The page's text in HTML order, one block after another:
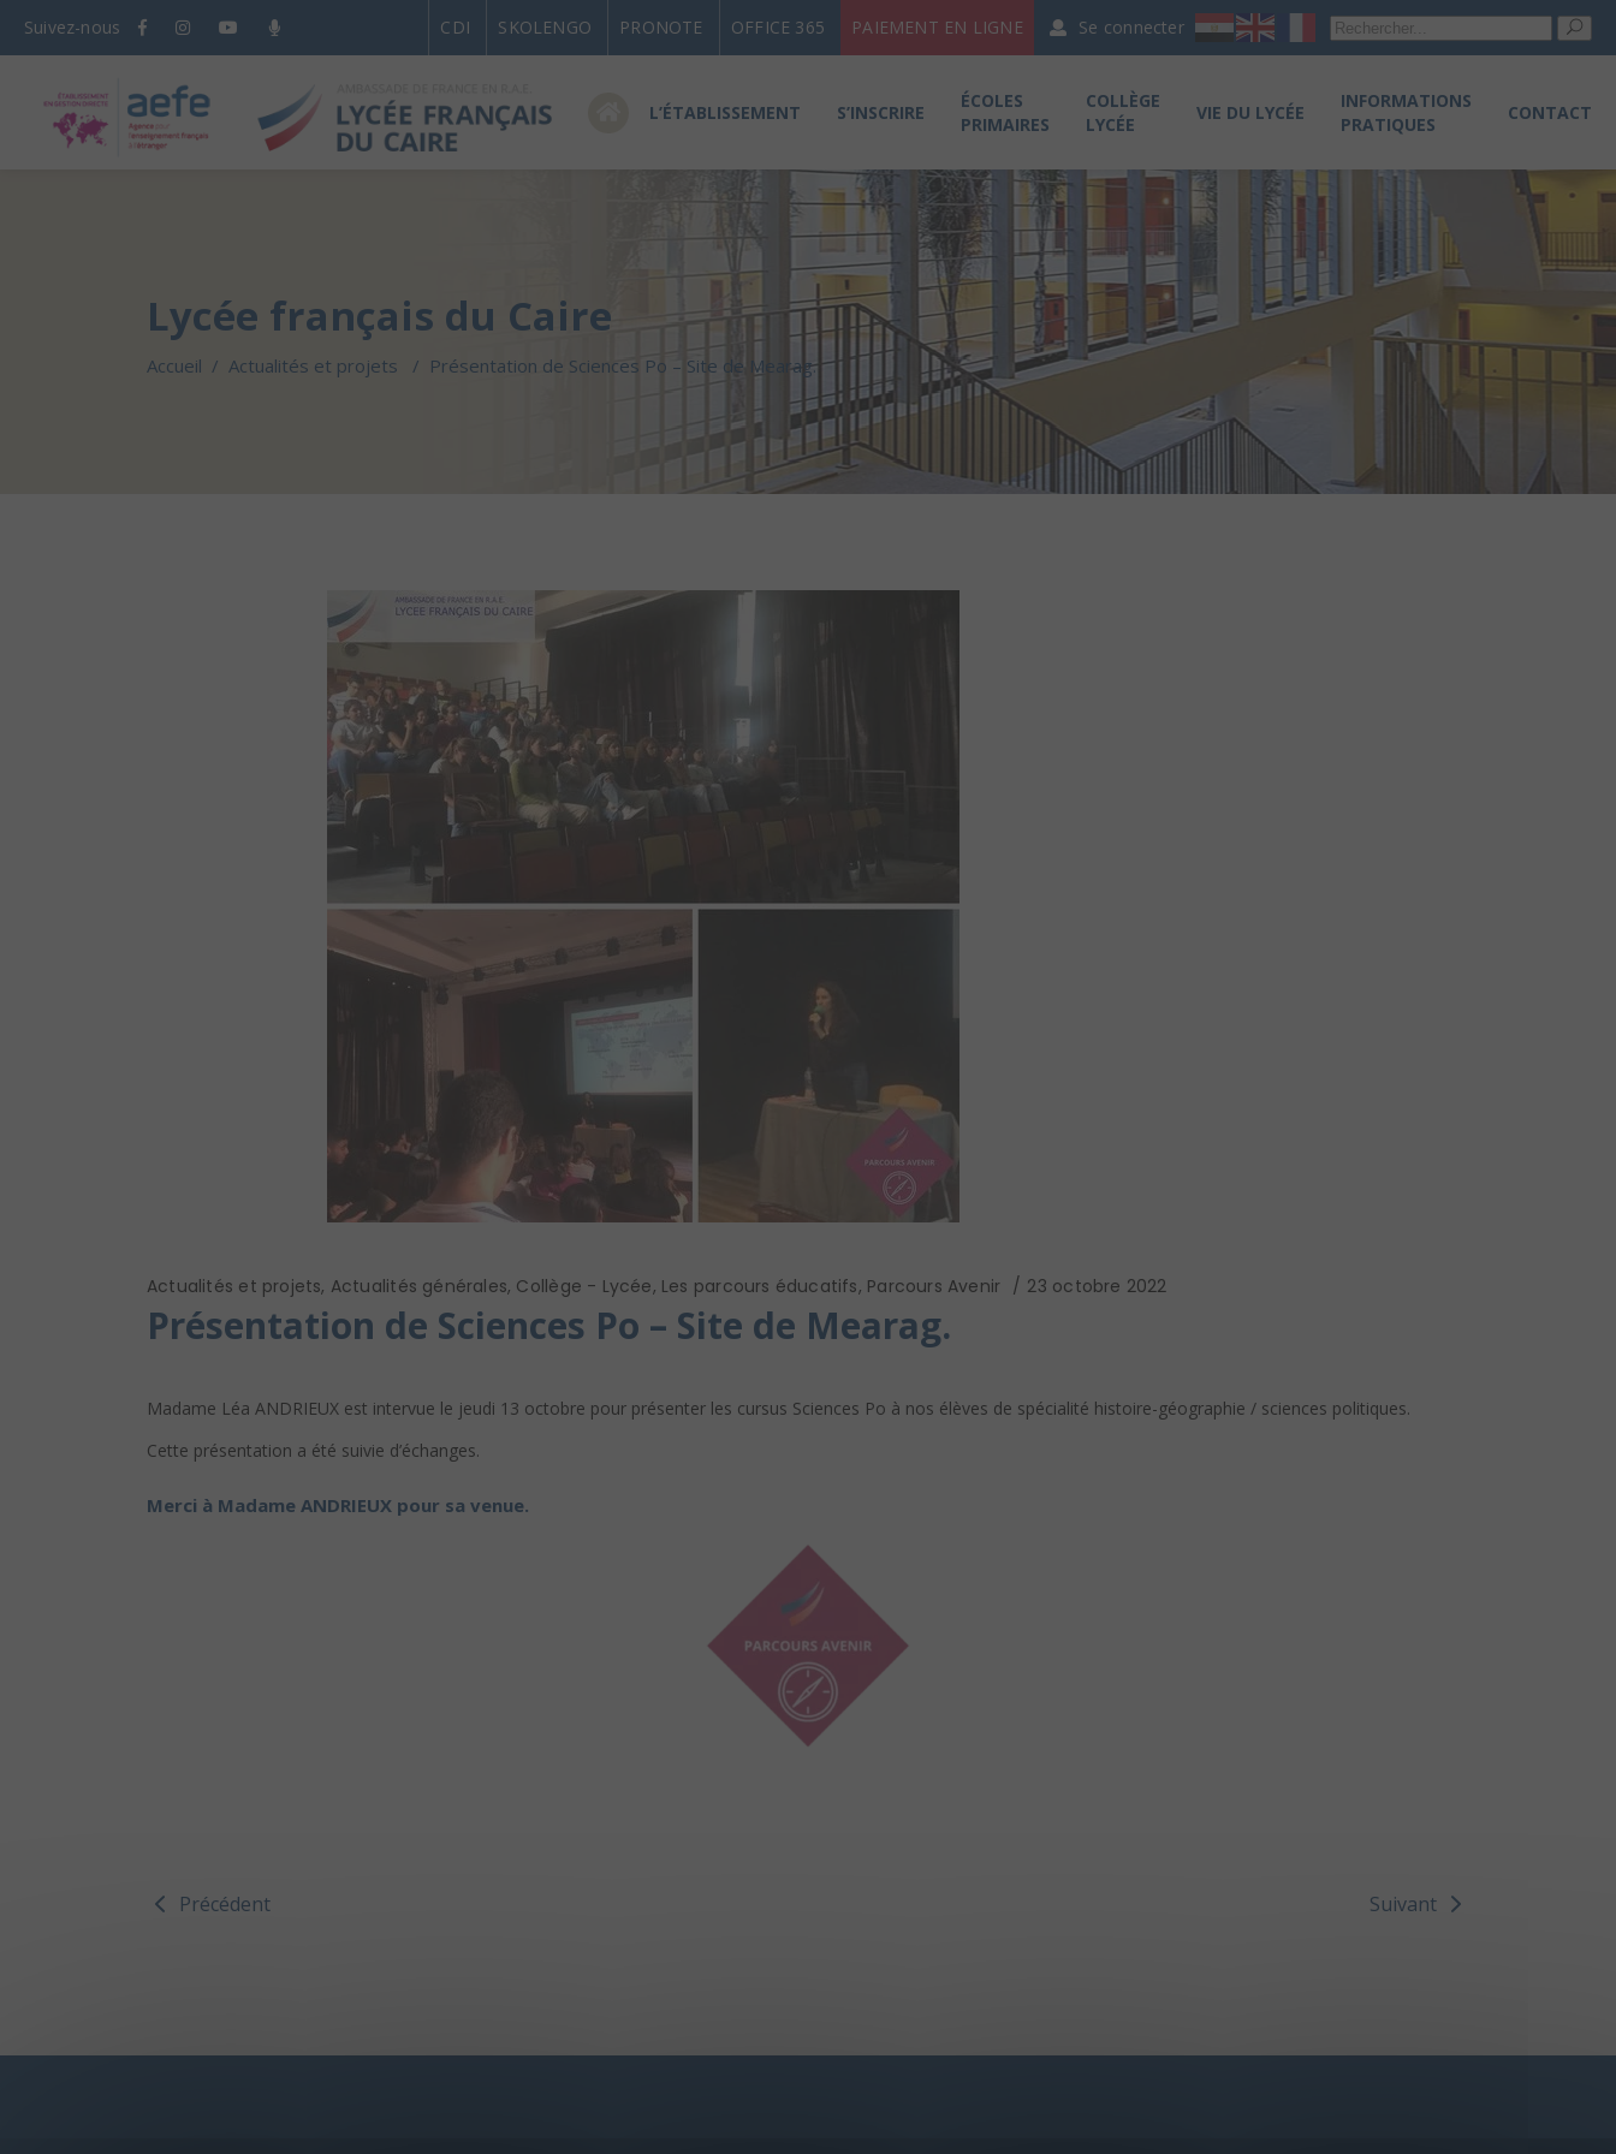
Suivez-nous CDI SKOLENGO PRONOTE OFFICE 365 PAIEMENT EN LIGNE Se connecter
L’ÉTABLISSEMENT S’INSCRIRE
ÉCOLES
PRIMAIRES
COLLÈGE
LYCÉE
VIE DU LYCÉE
INFORMATIONS
PRATIQUES
CONTACT
Lycée français du Caire
Accueil / Actualités et projets / Présentation de Sciences Po – Site de Mearag.
Actualités et projets, Actualités générales, Collège - Lycée, Les parcours éducatifs, Parcours Avenir 23 octobre 2022
Présentation de Sciences Po – Site de Mearag.
Madame Léa ANDRIEUX est intervue le jeudi 13 octobre pour présenter les cursus Sciences Po à nos élèves de spécialité histoire-géographie / sciences politiques.
Cette présentation a été suivie d’échanges.
Merci à Madame ANDRIEUX pour sa venue.
Précédent Suivant